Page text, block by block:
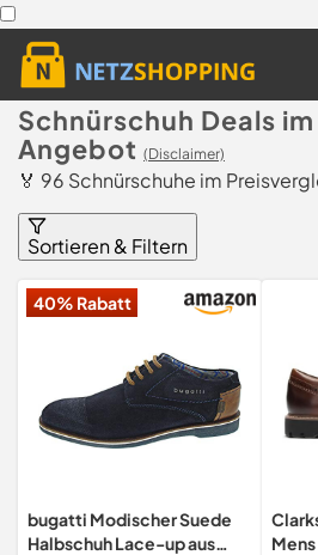
Schnürschuh Deals im
Angebot (Disclaimer)
🏅 96 Schnürschuhe im
Sortieren & Filtern
40% Rabatt
bugatti Modischer Suede
Halbschuh Lace-up aus
Mens